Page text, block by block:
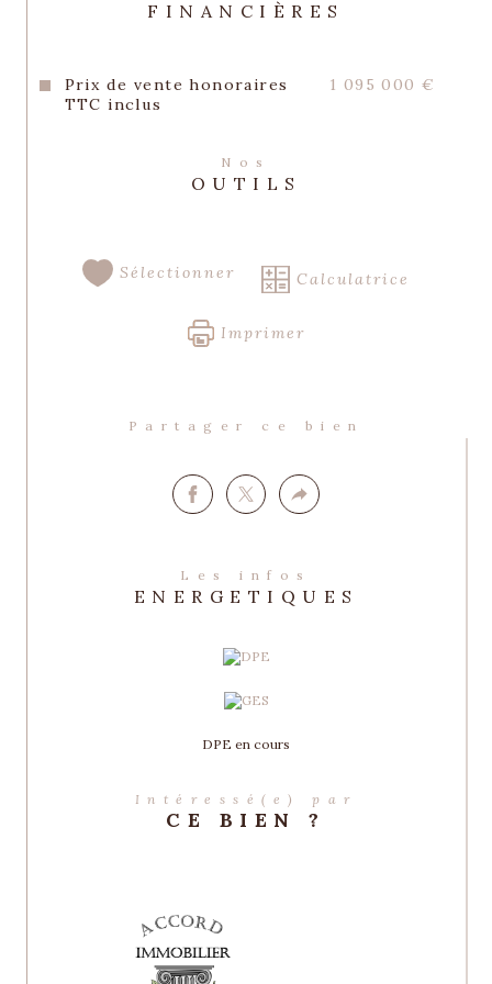
charge du client vendeur, inclus dans le
FINANCIÈRES
Prix de vente honoraires
TTC inclus
1 095 000 €
Nos
OUTILS
Sélectionner Calculatrice
Imprimer
Partager ce bien
Les infos
ENERGETIQUES
DPE en cours
Intéressé(e) par
CE BIEN ?